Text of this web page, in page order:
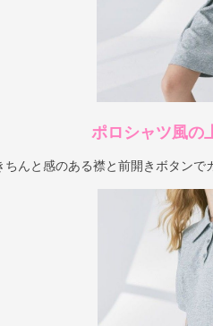
ポロシャツ風の
ちんと感のある襟と前開きボタン